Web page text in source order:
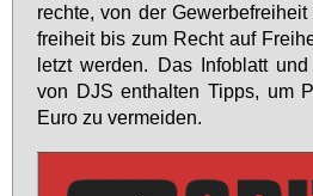
rech­te, von der
frei­heit bis zum Recht auf
letzt wer­den. Das In­fo­blatt
von DJS ent­hal­ten Tipps, um
Eu­ro zu ver­mei­den.